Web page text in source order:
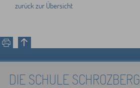
zurück zur Übersicht
DIE SCHULE SCHROZBERG